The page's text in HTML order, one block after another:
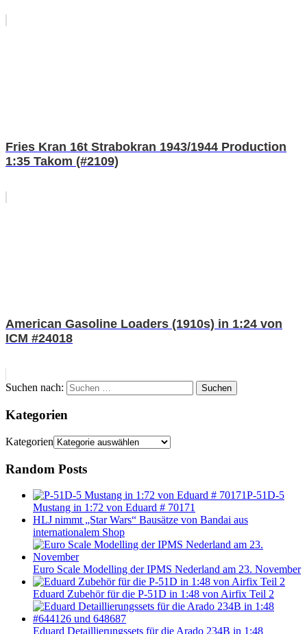
Fries Kran 16t Strabokran 1943/1944 Production
1:35 Takom (#2109)
American Gasoline Loaders (1910s) in 1:24 von
ICM #24018
Suchen nach: Suchen
Kategorien
Kategorien
Random Posts
P-51D-5
Mustang in 1:72 von Eduard # 70171
HLJ nimmt „Star Wars“ Bausätze von Bandai aus
internationalem Shop
Euro Scale Modelling der IPMS Nederland am 23. November
Eduard Zubehör für die P-51D in 1:48 von Airfix Teil 2
Eduard Detaillierungssets für die Arado 234B in 1:48